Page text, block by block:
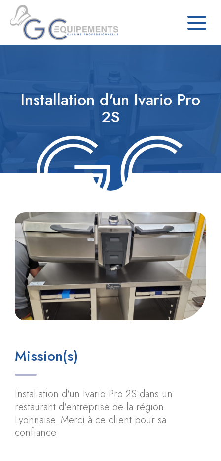
Installation d'un Ivario Pro
2S
Mission(s)
Installation d'un Ivario Pro 2S dans un
restaurant d'entreprise de la région
Lyonnaise. Merci à ce client pour sa
confiance.